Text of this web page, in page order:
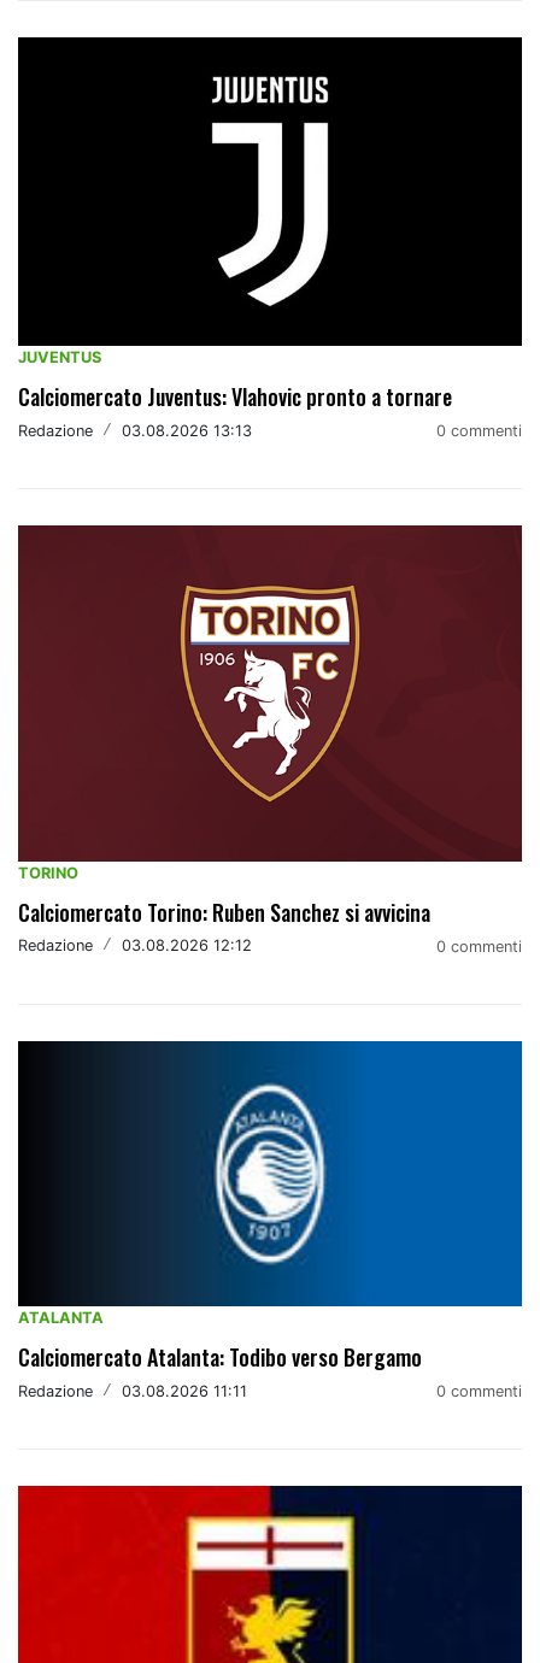
JUVENTUS
Calciomercato Juventus: Vlahovic pronto a tornare
Redazione / 03.08.2026 13:13 0 commenti
TORINO
Calciomercato Torino: Ruben Sanchez si avvicina
Redazione / 03.08.2026 12:12 0 commenti
ATALANTA
Calciomercato Atalanta: Todibo verso Bergamo
Redazione / 03.08.2026 11:11 0 commenti